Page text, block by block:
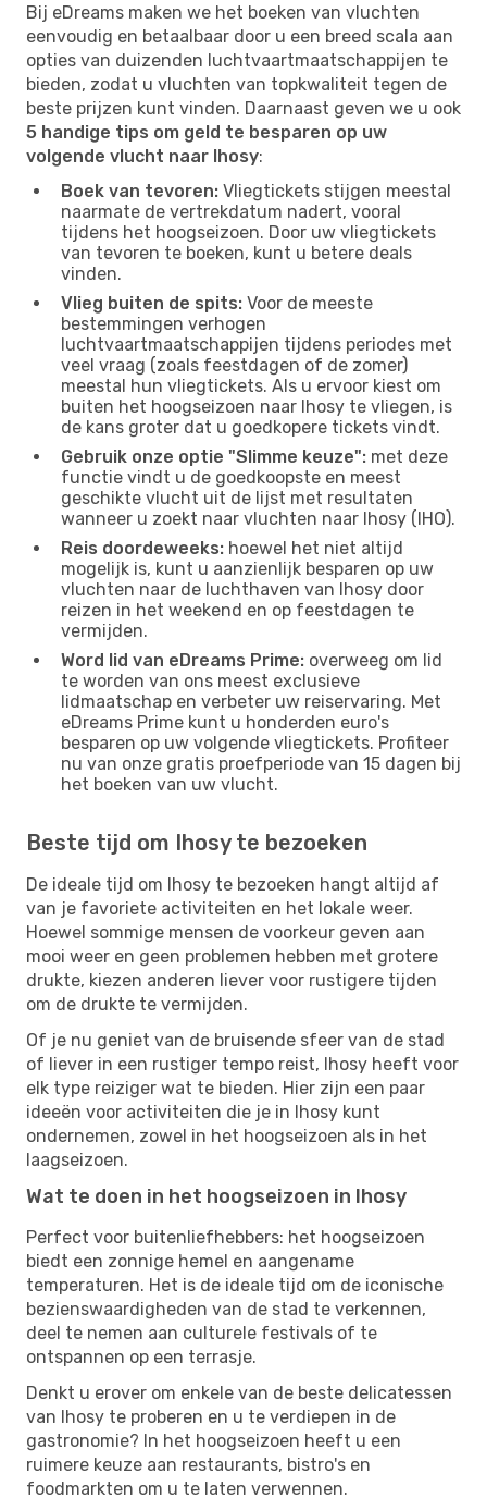
Bij eDreams maken we het boeken van vluchten
eenvoudig en betaalbaar door u een breed scala aan
opties van duizenden luchtvaartmaatschappijen te
bieden, zodat u vluchten van topkwaliteit tegen de
beste prijzen kunt vinden. Daarnaast geven we u ook
5 handige tips om geld te besparen op uw
volgende vlucht naar Ihosy:
Boek van tevoren: Vliegtickets stijgen meestal
naarmate de vertrekdatum nadert, vooral
tijdens het hoogseizoen. Door uw vliegtickets
van tevoren te boeken, kunt u betere deals
vinden.
Vlieg buiten de spits: Voor de meeste
bestemmingen verhogen
luchtvaartmaatschappijen tijdens periodes met
veel vraag (zoals feestdagen of de zomer)
meestal hun vliegtickets. Als u ervoor kiest om
buiten het hoogseizoen naar Ihosy te vliegen, is
de kans groter dat u goedkopere tickets vindt.
Gebruik onze optie "Slimme keuze": met deze
functie vindt u de goedkoopste en meest
geschikte vlucht uit de lijst met resultaten
wanneer u zoekt naar vluchten naar Ihosy (IHO).
Reis doordeweeks: hoewel het niet altijd
mogelijk is, kunt u aanzienlijk besparen op uw
vluchten naar de luchthaven van Ihosy door
reizen in het weekend en op feestdagen te
vermijden.
Word lid van eDreams Prime: overweeg om lid
te worden van ons meest exclusieve
lidmaatschap en verbeter uw reiservaring. Met
eDreams Prime kunt u honderden euro's
besparen op uw volgende vliegtickets. Profiteer
nu van onze gratis proefperiode van 15 dagen bij
het boeken van uw vlucht.
Beste tijd om Ihosy te bezoeken
De ideale tijd om Ihosy te bezoeken hangt altijd af
van je favoriete activiteiten en het lokale weer.
Hoewel sommige mensen de voorkeur geven aan
mooi weer en geen problemen hebben met grotere
drukte, kiezen anderen liever voor rustigere tijden
om de drukte te vermijden.
Of je nu geniet van de bruisende sfeer van de stad
of liever in een rustiger tempo reist, Ihosy heeft voor
elk type reiziger wat te bieden. Hier zijn een paar
ideeën voor activiteiten die je in Ihosy kunt
ondernemen, zowel in het hoogseizoen als in het
laagseizoen.
Wat te doen in het hoogseizoen in Ihosy
Perfect voor buitenliefhebbers: het hoogseizoen
biedt een zonnige hemel en aangename
temperaturen. Het is de ideale tijd om de iconische
bezienswaardigheden van de stad te verkennen,
deel te nemen aan culturele festivals of te
ontspannen op een terrasje.
Denkt u erover om enkele van de beste delicatessen
van Ihosy te proberen en u te verdiepen in de
gastronomie? In het hoogseizoen heeft u een
ruimere keuze aan restaurants, bistro's en
foodmarkten om u te laten verwennen.